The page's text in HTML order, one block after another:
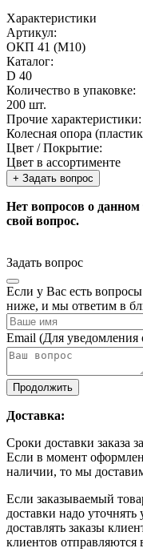
Характеристики
Артикул:
ОКП 41 (М10)
Каталог:
D 40
Количество в упаковке:
200 шт.
Прочие характеристики:
Колесная опора
Цвет / Покрытие:
Цвет в ассортименте
+ Задать вопрос
Нет вопросов о данном
свой вопрос.
Задать вопрос
Если у Вас есть
ниже, и мы ответим в
Email (Для уведомления
Продолжить
Доставка:
Сроки доставки заказа
Если в момент
наличии, то мы
Если заказываемый
доставки надо
доставлять заказы
клиентов отправляются